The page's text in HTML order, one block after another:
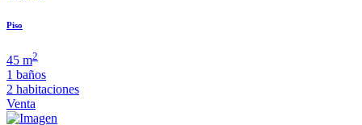
Piso
45 m2
1 baños
2 habitaciones
Venta